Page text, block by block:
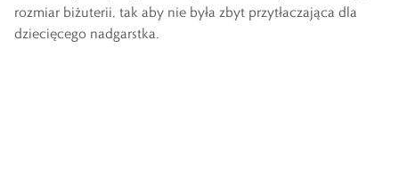
rozmiar biżuterii, tak aby nie była zbyt przytłaczająca dla
dziecięcego nadgarstka.